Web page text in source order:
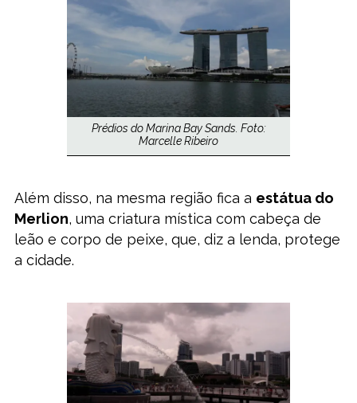
Prédios do Marina Bay Sands. Foto:
Marcelle Ribeiro
Além disso, na mesma região fica a estátua do
Merlion, uma criatura mística com cabeça de
leão e corpo de peixe, que, diz a lenda, protege
a cidade.